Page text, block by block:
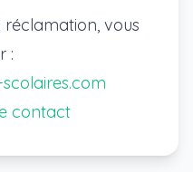
vous
:
contact